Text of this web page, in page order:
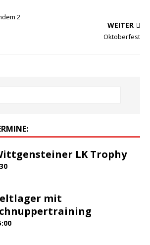
2
WEITER
Oktoberfest
LK Trophy
mit